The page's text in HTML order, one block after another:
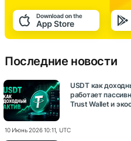
Последние новости
USDT как
работает
Trust Wallet и
10 Июнь 2026 10:11, UTC